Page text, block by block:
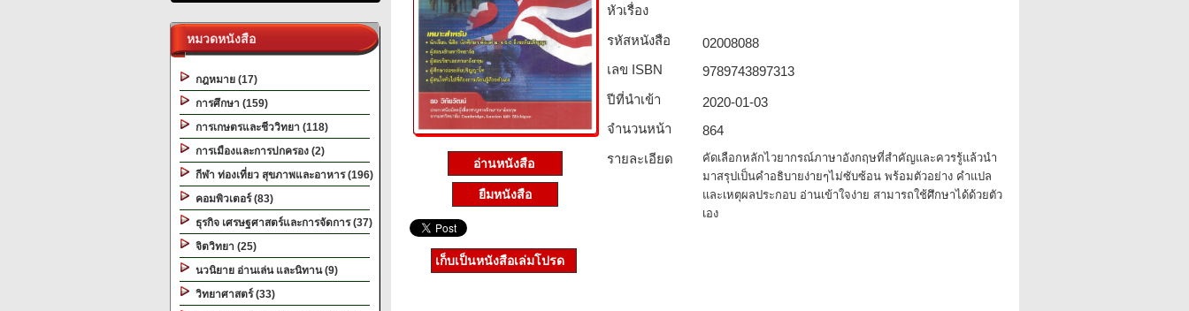
หมวดหนังสือ
กฎหมาย (17)
การศึกษา (159)
การเกษตรและชีววิทยา (118)
การเมืองและการปกครอง (2)
กีฬา ท่องเที่ยว สุขภาพและอาหาร (196)
คอมพิวเตอร์ (83)
ธุรกิจ เศรษฐศาสตร์และการจัดการ (37)
จิตวิทยา (25)
นวนิยาย อ่านเล่น และนิทาน (9)
วิทยาศาสตร์ (33)
อ่านหนังสือ
ยืมหนังสือ
หัวเรื่อง
รหัสหนังสือ­
02008088
เลข ISBN
9789743897313
ปีที่นำเข้า
2020-01-03
จำนวนหน้า
864
รายละเอียด
คัดเลือกหลักไวยากรณ์ภาษาอังกฤษที่สำคัญและควรรู้แล้วนำ
มาสรุปเป็นคำอธิบายง่ายๆไม่ซับซ้อน พร้อมตัวอย่าง คำแปล
และเหตุผลประกอบ อ่านเข้าใจง่าย สามารถใช้ศึกษาได้ด้วยตัว
เอง
เก็บเป็นหนังสือเล่มโปรด